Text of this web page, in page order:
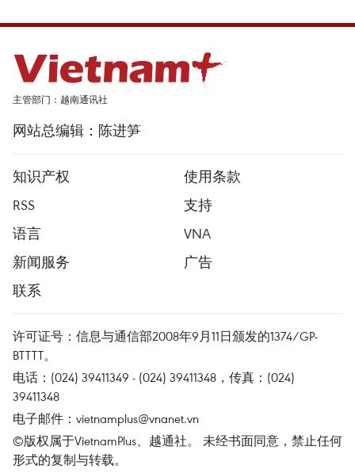
主管部门：越南通讯社
网站总编辑：陈进笋
知识产权
使用条款
RSS
支持
语言
VNA
新闻服务
广告
联系
许可证号：信息与通信部2008年9月11日颁发的1374/GP-
BTTTT。
电话：(024) 39411349 - (024) 39411348，传真：(024)
39411348
电子邮件： vietnamplus@vnanet.vn
©版权属于VietnamPlus、越通社。 未经书面同意，禁止任何
形式的复制与转载。